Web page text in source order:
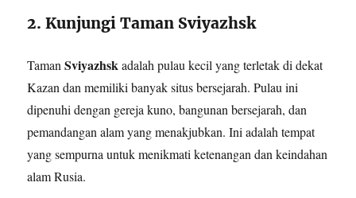
2. Kunjungi Taman Sviyazhsk
TamanSviyazhskadalah pulau kecil yang terletak di dekat
Kazan dan memiliki banyak situs bersejarah. Pulau ini
dipenuhi dengan gereja kuno, bangunan bersejarah, dan
pemandangan alam yang menakjubkan. Ini adalah tempat
yang sempurna untuk menikmati ketenangan dan keindahan
alam Rusia.